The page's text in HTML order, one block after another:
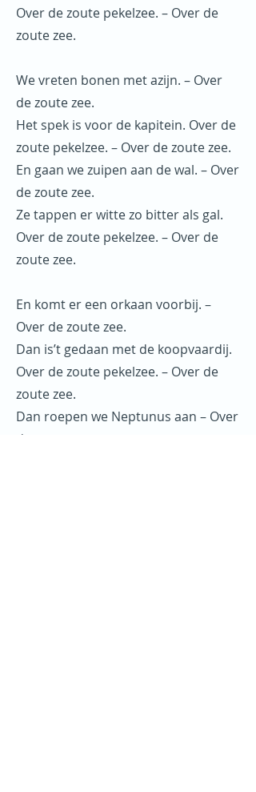
Over de zoute pekelzee. – Over de
zoute zee.
We vreten bonen met azijn. – Over
de zoute zee.
Het spek is voor de kapitein. Over de
zoute pekelzee. – Over de zoute zee.
En gaan we zuipen aan de wal. – Over
de zoute zee.
Ze tappen er witte zo bitter als gal.
Over de zoute pekelzee. – Over de
zoute zee.
En komt er een orkaan voorbij. –
Over de zoute zee.
Dan is’t gedaan met de koopvaardij.
Over de zoute pekelzee. – Over de
zoute zee.
Dan roepen we Neptunus aan – Over
de zoute zee.